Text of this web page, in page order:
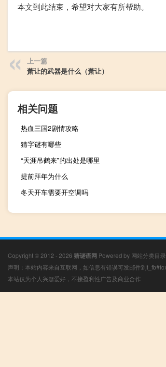
本文到此结束，希望对大家有所帮助。
上一篇
萧让的武器是什么（萧让）
相关问题
热血三国2剧情攻略
猜字谜有哪些
“天涯吊鹤来”的出处是哪里
提前拜年为什么
冬天开车需要开空调吗
Copyright © 2012 - 2026 猜谜语网 Powered by 网站分类目录
声明：本站内容来自互联网，如信息有错误可发邮件到
本站仅为个人兴趣爱好，不接盈利性广告及商业合作